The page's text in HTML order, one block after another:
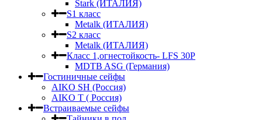
Stark (ИТАЛИЯ)
S1 класс
Metalk (ИТАЛИЯ)
S2 класс
Metalk (ИТАЛИЯ)
Класс 1,огнестойкость- LFS 30P
MDTB ASG (Германия)
Гостиничные сейфы
AIKO SH (Россия)
AIKO Т ( Россия)
Встраиваемые сейфы